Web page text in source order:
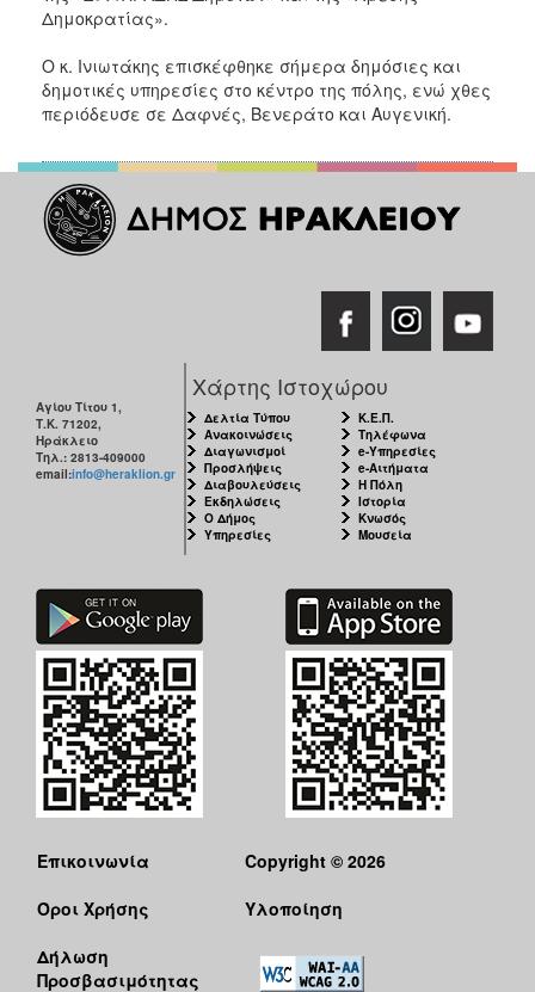
Δημοκρατίας».
Ο κ. Ινιωτάκης επισκέφθηκε σήμερα δημόσιες και
δημοτικές υπηρεσίες στο κέντρο της πόλης, ενώ χθες
περιόδευσε σε Δαφνές, Βενεράτο και Αυγενική.
Αγίου Τίτου 1,
Τ.Κ. 71202,
Ηράκλειο
Τηλ.: 2813-409000
email:info@heraklion.gr
Χάρτης Ιστοχώρου
Δελτία Τύπου
Ανακοινώσεις
Διαγωνισμοί
Προσλήψεις
Διαβουλεύσεις
Εκδηλώσεις
Ο Δήμος
Υπηρεσίες
Κ.Ε.Π.
Τηλέφωνα
e-Υπηρεσίες
e-Αιτήματα
Η Πόλη
Ιστορία
Κνωσός
Μουσεία
Επικοινωνία
Όροι Χρήσης
Δήλωση
Προσβασιμότητας
Copyright © 2026
Υλοποίηση